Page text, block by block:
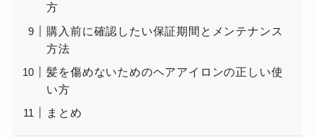
方
購入前に確認したい保証期間とメンテナンス
方法
髪を傷めないためのヘアアイロンの正しい使
い方
まとめ